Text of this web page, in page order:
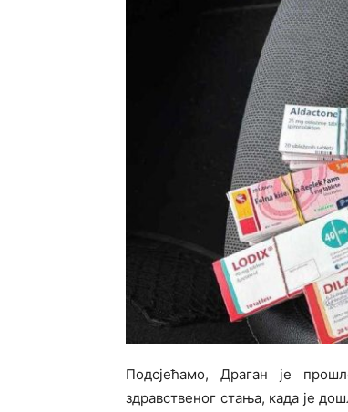
Подсјећамо, Драган је
здравственог стања, када је